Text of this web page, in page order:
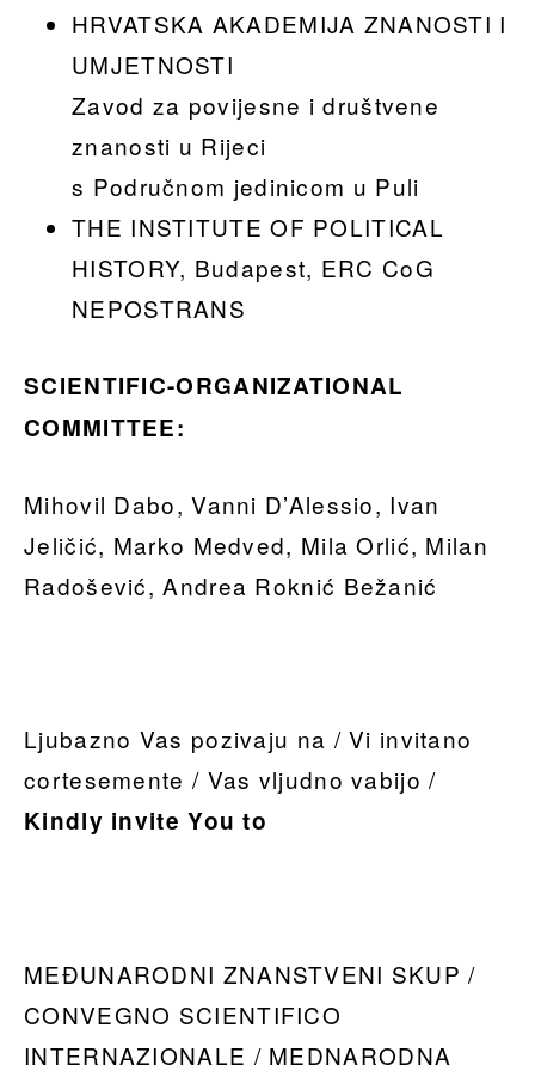
HRVATSKA AKADEMIJA ZNANOSTI I
UMJETNOSTI
Zavod za povijesne i društvene
znanosti u Rijeci
s Područnom jedinicom u Puli
THE INSTITUTE OF POLITICAL
HISTORY, Budapest, ERC CoG
NEPOSTRANS
SCIENTIFIC-ORGANIZATIONAL
COMMITTEE:
Mihovil Dabo, Vanni D’Alessio, Ivan
Jeličić, Marko Medved, Mila Orlić, Milan
Radošević, Andrea Roknić Bežanić
Ljubazno Vas pozivaju na / Vi invitano
cortesemente / Vas vljudno vabijo /
Kindly invite You to
MEĐUNARODNI ZNANSTVENI SKUP /
CONVEGNO SCIENTIFICO
INTERNAZIONALE / MEDNARODNA